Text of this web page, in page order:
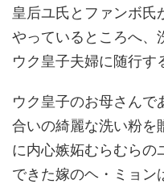
皇后ユ氏とファンボ氏
やっているところへ、
ウク皇子夫婦に随行す
ウク皇子のお母さん
合いの綺麗な洗い粉を
に内心嫉妬むらむらの
できた嫁のヘ・ミョン